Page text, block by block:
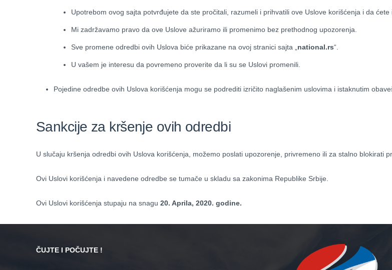
Upotrebom ovog sajta potvrđujete da ste pročitali, razumeli i prihvatili ove Uslove korišćenja i da ćete
Mi zadržavamo pravo da ove Uslove ažuriramo ili promenimo bez prethodnog upozorenja.
Sve promene odredbi ovih Uslova biće prikazane na ovoj stranici sajta „ national.rs“.
U vašem je interesu da povremeno proverite da li su se Uslovi promenili.
Pojedine odredbe ovih Uslova korišćenja mogu se podrediti izričito naglašenim uslovima i istaknutim
Sankcije za kršenje ovih odredbi
U slučaju kršenja odredbi ovih Uslova korišćenja, možemo poslati upozorenje, privremeno ili za stalno blokirati
Ovi Uslovi korišćenja i navedene odredbe se tumače u skladu sa zakonima Republike Srbije.
Ovi Uslovi korišćenja stupaju na snagu 20. Aprila, 2020. godine.
ČUJTE I POČUJTE !